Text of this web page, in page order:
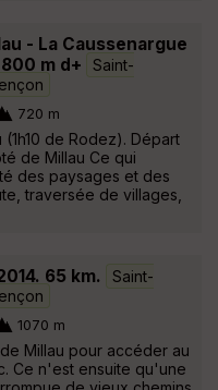
- La Caussenargue
m d+
Saint-
720 m
de Rodez). Départ
de Millau Ce qui
des paysages et des
traversée de villages,
65 km.
Saint-
1070 m
Millau pour accéder au
Ce n'est ensuite qu'une